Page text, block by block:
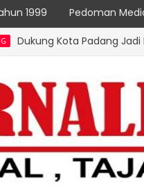
1999 Pedoman
Jadi Kota Inovator,